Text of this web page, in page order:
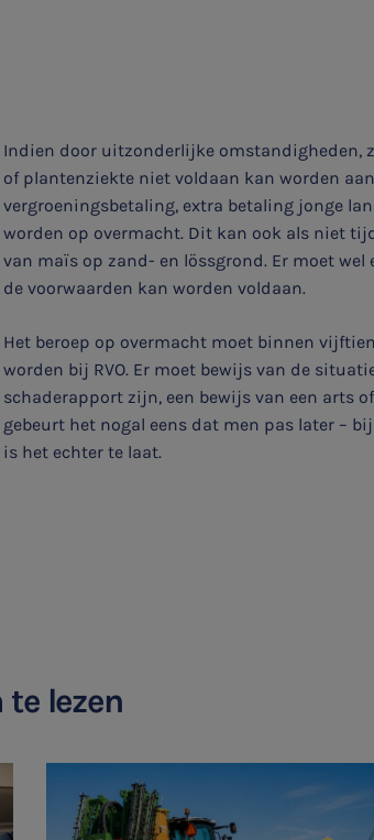

Indien door uitzonderlijke omstandigheden,
of plantenziekte niet voldaan kan worden
vergroeningsbetaling, extra betaling jonge
worden op overmacht. Dit kan ook als niet
van maïs op zand- en lössgrond. Er moet
de voorwaarden kan worden voldaan.
Het beroep op overmacht moet binnen
worden bij RVO. Er moet bewijs van de
schaderapport zijn, een bewijs van een arts
gebeurt het nogal eens dat men pas later –
is het echter te laat.
lezen